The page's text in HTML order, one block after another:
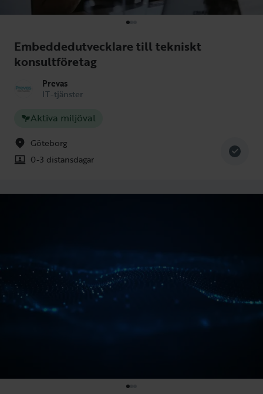
Embeddedutvecklare till tekniskt
konsultföretag
Prevas
IT-tjänster
Aktiva miljöval
Göteborg
0-3 distansdagar